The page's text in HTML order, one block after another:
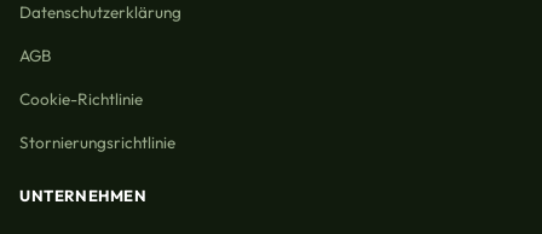
Datenschutzerklärung
AGB
Cookie-Richtlinie
Stornierungsrichtlinie
UNTERNEHMEN